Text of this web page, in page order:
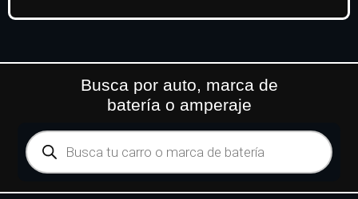
Busca por auto, marca de
batería o amperaje